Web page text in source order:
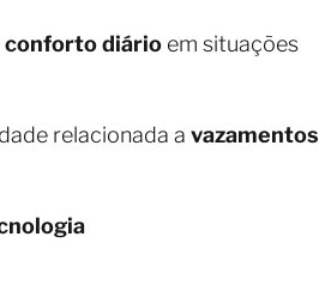
conforto diário em situações
relacionada a vazamentos